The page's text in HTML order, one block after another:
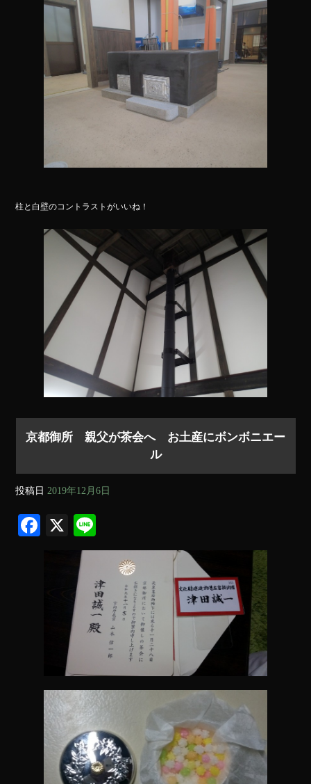
ok
柱と白壁のコントラストがいいね！
京都御所 親父が茶会へ お土産にボンボニエー
ル
投稿日 2019年12月6日
Fa X
ne